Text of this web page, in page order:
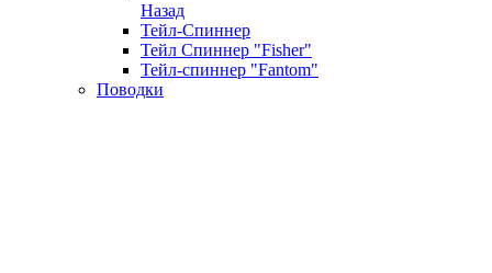
Назад
Тейл-Спиннер
Тейл Спиннер "Fisher"
Тейл-спиннер "Fantom"
Поводки